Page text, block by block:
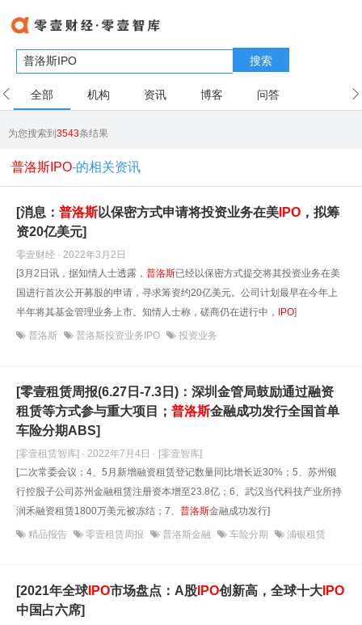
搜索
全部 机构 资讯 博客 问答
为您搜索到3543条结果
普洛斯IPO-的相关资讯
[消息： 普洛斯以保密方式申请将投资业务在美 IPO ，拟筹
资20亿美元]
零壹财经 · 2022年3月2日
[3月2日讯，据知情人士透露， 普洛斯已经以保密方式提交将其投资业务在美
国进行首次公开募股的申请，寻求筹资约20亿美元。公司计划最早在今年上
半年将其基金管理业务上市。知情人士称，磋商仍在进行中， IPO]
普洛斯 普洛斯投资业务IPO 投资业务
[零壹租赁周报(6.27日-7.3日)：深圳金管局鼓励通过融资
租赁等方式参与重大项目； 普洛斯金融成功发行全国首单
车险分期ABS]
[零壹租赁智库] · 2022年7月4日 · [零壹智库]
[二次常委会议；4、5月新增融资租赁登记数量同比增长近30%；5、苏州银
行控股子公司苏州金融租赁注册资本增至23.8亿；6、武汉当代科技产业所持
润禾融资租赁1800万美元被冻结；7、 普洛斯金融成功发行]
精品报告 零壹租赁周报 普洛斯金融 车险分期 浦银租赁
[2021年全球IPO市场盘点：A股 IPO创新高，全球十大 IPO
中国占六席]